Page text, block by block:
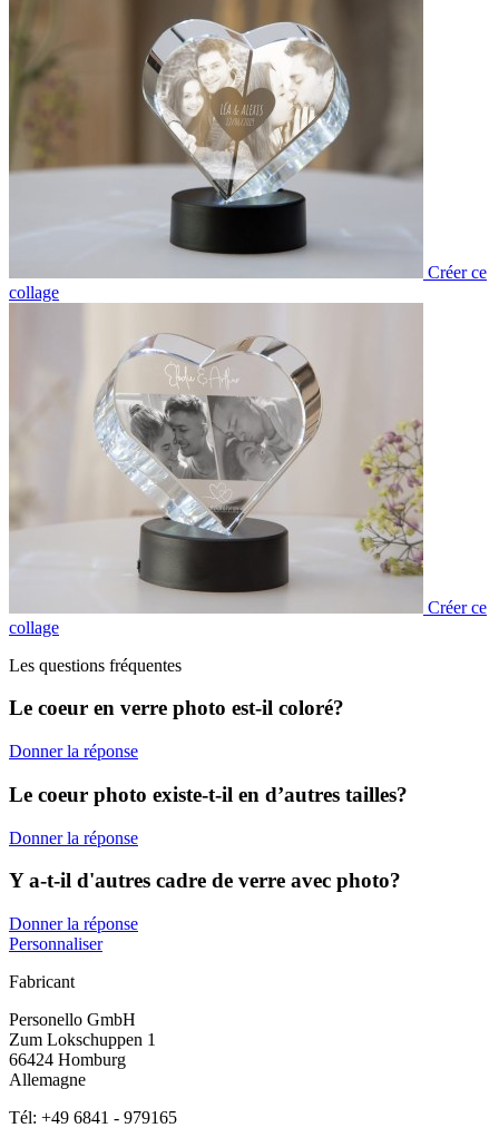
Créer ce
collage
Créer ce
collage
Les questions fréquentes
Le coeur en verre photo est-il coloré?
Donner la réponse
Le coeur photo existe-t-il en d’autres tailles?
Donner la réponse
Y a-t-il d'autres cadre de verre avec photo?
Donner la réponse
Personnaliser
Fabricant
Personello GmbH
Zum Lokschuppen 1
66424 Homburg
Allemagne
Tél: +49 6841 - 979165